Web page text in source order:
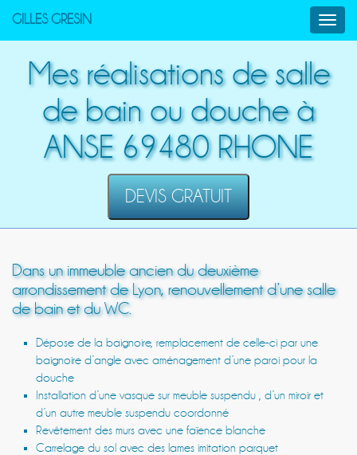
GILLES GRESIN
Mes réalisations de salle
de bain ou douche à
ANSE 69480 RHONE
DEVIS GRATUIT
Dans un immeuble ancien du deuxième
arrondissement de Lyon, renouvellement d’une salle
de bain et du WC.
Dépose de la baignoire, remplacement de celle-ci par une
baignoire d’angle avec aménagement d’une paroi pour la
douche
Installation d’une vasque sur meuble suspendu , d’un miroir et
d’un autre meuble suspendu coordonné
Revêtement des murs avec une faïence blanche
Carrelage du sol avec des lames imitation parquet